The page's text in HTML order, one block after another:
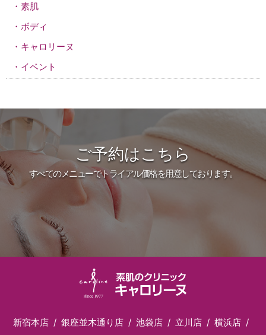
素肌
ボディ
キャロリーヌ
イベント
ご予約はこちら
すべてのメニューでトライアル価格を用意しております。
新宿本店 銀座並木通り店 池袋店 立川店
横浜店